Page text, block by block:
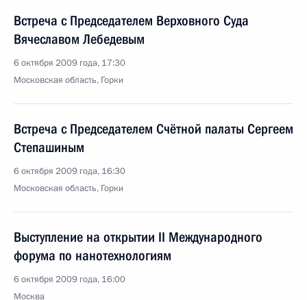
Встреча с Председателем Верховного Суда
Вячеславом Лебедевым
6 октября 2009 года, 17:30
Московская область, Горки
Встреча с Председателем Счётной палаты Сергеем
Степашиным
6 октября 2009 года, 16:30
Московская область, Горки
Выступление на открытии II Международного
форума по нанотехнологиям
6 октября 2009 года, 16:00
Москва